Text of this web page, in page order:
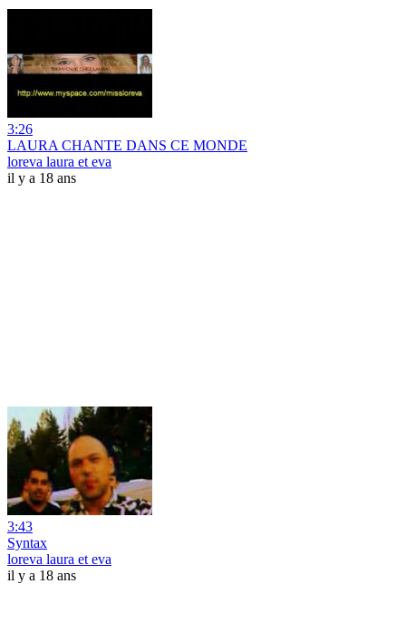
3:26
LAURA CHANTE DANS CE MONDE
loreva laura et eva
il y a 18 ans
3:43
Syntax
loreva laura et eva
il y a 18 ans